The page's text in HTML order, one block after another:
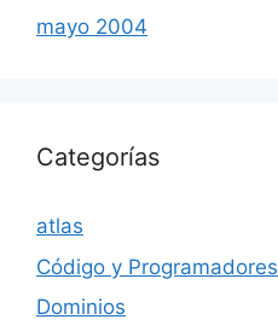
mayo 2004
Categorías
atlas
Código y Programadores
Dominios